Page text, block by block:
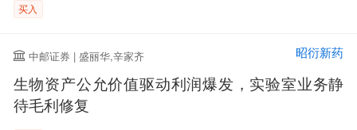
买入
中邮证券 | 盛丽华,辛家齐 昭衍新药
生物资产公允价值驱动利润爆发，实验室业务静
待毛利修复